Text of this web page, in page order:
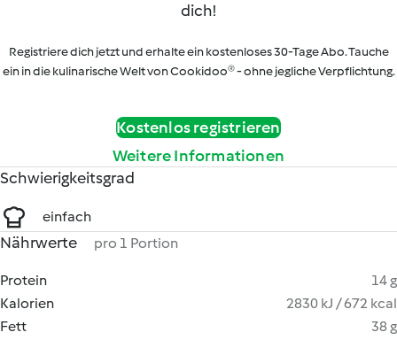
dich!
Registriere dich jetzt und erhalte ein kostenloses 30-Tage Abo. Tauche
ein in die kulinarische Welt von Cookidoo® - ohne jegliche Verpflichtung.
Kostenlos registrieren
Weitere Informationen
Schwierigkeitsgrad
einfach
Nährwerte pro 1 Portion
Protein
14 g
Kalorien
2830 kJ / 672 kcal
Fett
38 g